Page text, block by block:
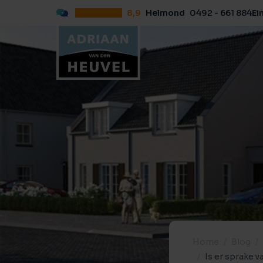
8,9 Helmond 0492 - 661 884
Is er sprake